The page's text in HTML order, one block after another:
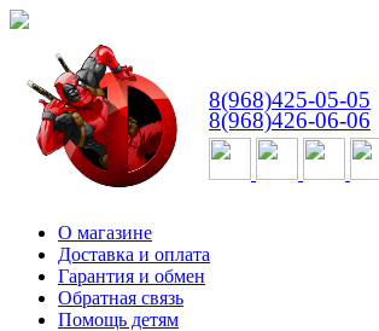
8(968)425-05-05
8(968)426-06-06
О магазине
Доставка и оплата
Гарантия и обмен
Обратная связь
Помощь детям